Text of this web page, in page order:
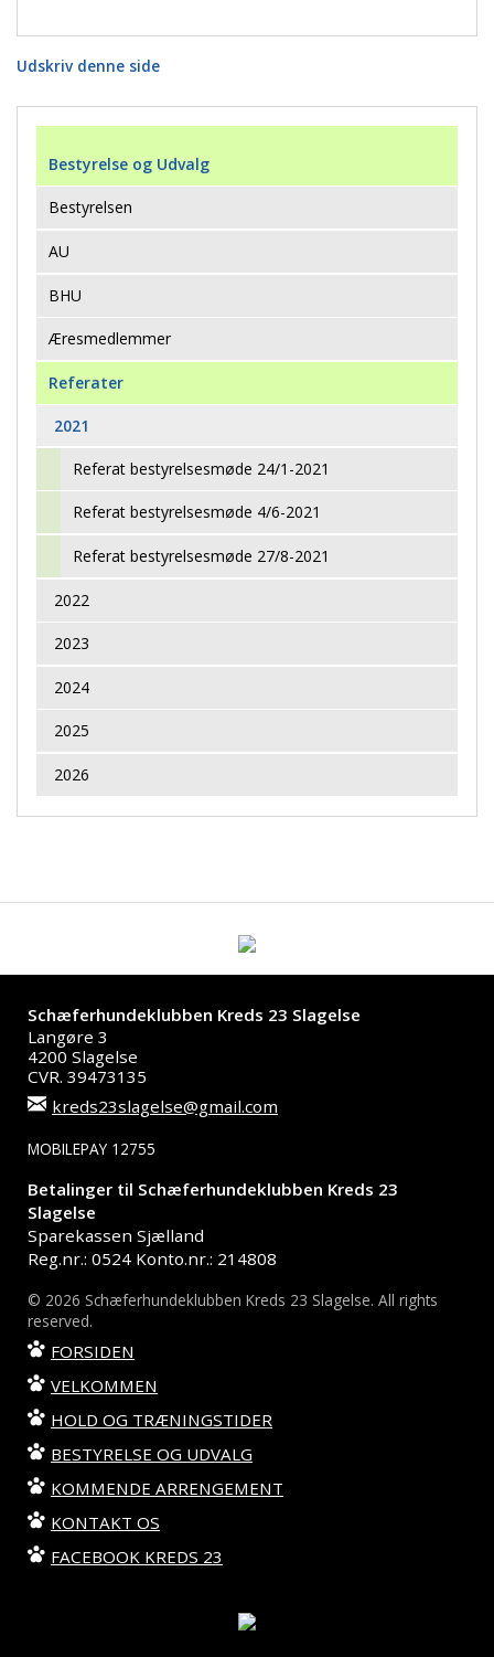
Udskriv denne side
Bestyrelse og Udvalg
Bestyrelsen
AU
BHU
Æresmedlemmer
Referater
2021
Referat bestyrelsesmøde 24/1-2021
Referat bestyrelsesmøde 4/6-2021
Referat bestyrelsesmøde 27/8-2021
2022
2023
2024
2025
2026
Schæferhundeklubben Kreds 23 Slagelse
Langøre 3
4200 Slagelse
CVR. 39473135
kreds23slagelse@gmail.com
MOBILEPAY 12755
Betalinger til Schæferhundeklubben Kreds 23
Slagelse
Sparekassen Sjælland
Reg.nr.: 0524 Konto.nr.: 214808
© 2026 Schæferhundeklubben Kreds 23 Slagelse. All rights
reserved.
FORSIDEN
VELKOMMEN
HOLD OG TRÆNINGSTIDER
BESTYRELSE OG UDVALG
KOMMENDE ARRENGEMENT
KONTAKT OS
FACEBOOK KREDS 23